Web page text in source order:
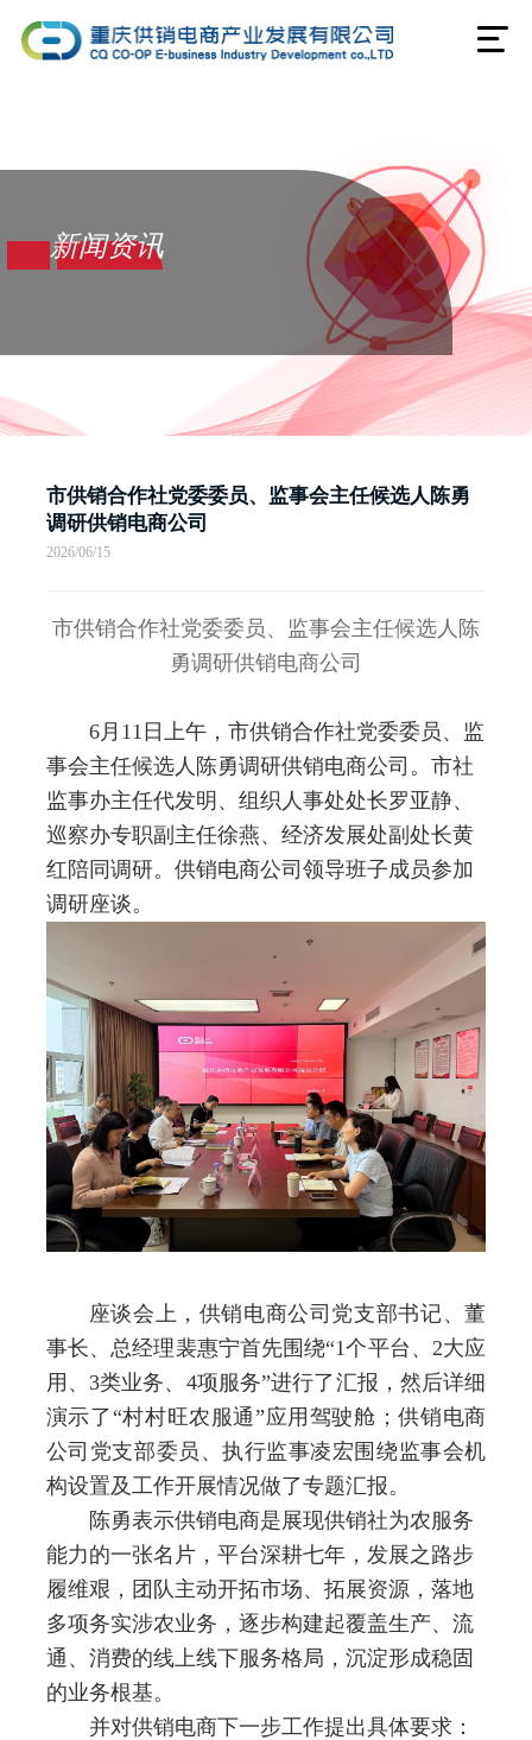
新闻资讯
市供销合作社党委委员、监事会主任候选人陈勇
调研供销电商公司
2026/06/15
市供销合作社党委委员、监事会主任候选人 陈
勇调研供销电商公司
6月 11 日上午，市供销合作社党委委员、监
事会主任候选人陈勇调研供销电商公司 。市社
监事办主任代发明、组织人事处处长罗亚静、
巡察办专职副主任徐燕、 经济发展处副处长黄
红陪同调研。供销电商公司领导班子成员参加
调研座谈。
座谈会上，供销电商公司党支部书记、董
事长、总经理裴惠宁首先围绕“1个平台、 2大应
用、3类业务、 4项服务”进行了汇报 ， 然后详细
演示了 “村村旺农服通”应用驾驶舱 ； 供销电商
公司党支部委员、执行监事凌宏围绕监事会机
构设置及工作开展情况做了专题汇报。
陈勇表示供销电商是展现供销社为农服务
能力的一张名片， 平台深耕七年，发展之路步
履维艰，团队主动开拓市场、拓展资源，落地
多项务实涉农业务，逐步构建起覆盖生产、流
通、消费的线上线下服务格局，沉淀形成稳固
的业务根基。
并对供销电商下一步工作提出具体要求：